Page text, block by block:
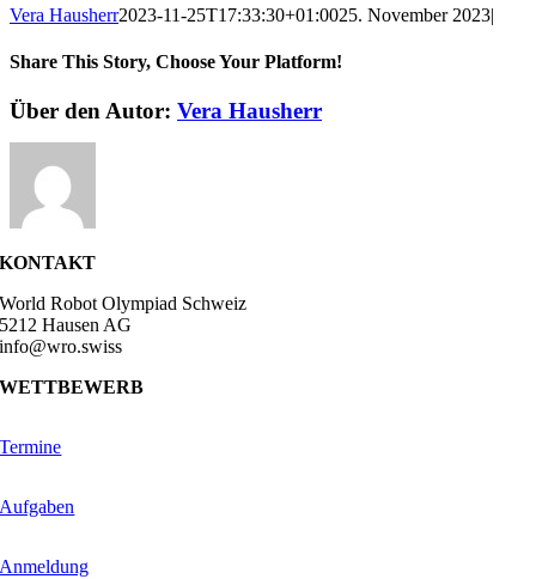
Vera Hausherr2023-11-25T17:33:30+01:0025. November 2023|
Share This Story, Choose Your Platform!
Facebook
X
Reddit
LinkedIn
WhatsApp
Telegram
Tumblr
Pinterest
Vk
Xing
E-
Über den Autor: Vera Hausherr
KONTAKT
World Robot Olympiad Schweiz
5212 Hausen AG
info@wro.swiss
WETTBEWERB
Termine
Aufgaben
Anmeldung